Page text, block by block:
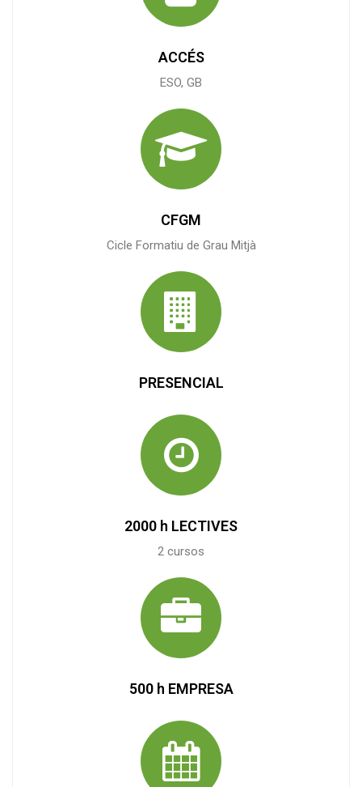
ACCÉS
ESO, GB
CFGM
Cicle Formatiu de Grau Mitjà
PRESENCIAL
2000 h LECTIVES
2 cursos
500 h EMPRESA